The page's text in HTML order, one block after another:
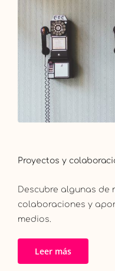
Proyectos y
Descubre algunas de
colaboraciones y
medios.
Leer más